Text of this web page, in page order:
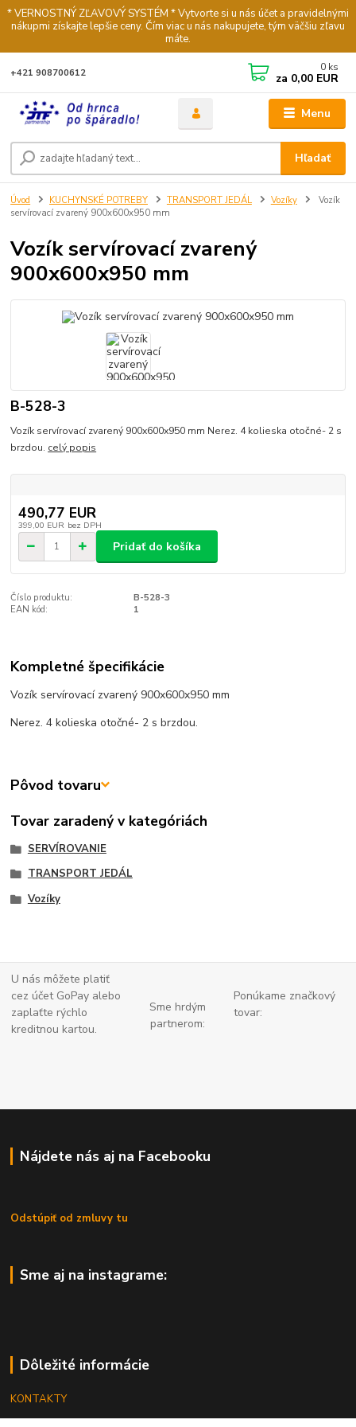
* VERNOSTNÝ ZĽAVOVÝ SYSTÉM * Vytvorte si u nás účet a pravidelnými
nákupmi získajte lepšie ceny. Čím viac u nás nakupujete, tým väčšiu zľavu
máte.
Menu
Hľadať
+421 908700612 0 ks
za 0,00 EUR
Úvod KUCHYNSKÉ POTREBY TRANSPORT JEDÁL Vozíky
Vozík
servírovací zvarený 900x600x950 mm
Vozík servírovací zvarený
900x600x950 mm
B-528-3
Vozík servírovací zvarený 900x600x950 mm Nerez. 4 kolieska otočné- 2 s
brzdou. celý popis
490,77 EUR
399,00 EUR bez DPH
Pridať do košíka
Číslo produktu:
B-528-3
EAN kód:
1
Kompletné špecifikácie
Vozík servírovací zvarený 900x600x950 mm
Nerez. 4 kolieska otočné- 2 s brzdou.
Pôvod tovaru
Tovar zaradený v kategóriách
SERVÍROVANIE
TRANSPORT JEDÁL
Vozíky
U nás môžete platiť
cez účet GoPay alebo
zaplaťte rýchlo
kreditnou kartou.
Sme hrdým
partnerom:
Ponúkame značkový
tovar:
Nájdete nás aj na Facebooku
Odstúpiť od zmluvy tu
Sme aj na instagrame:
Dôležité informácie
KONTAKTY